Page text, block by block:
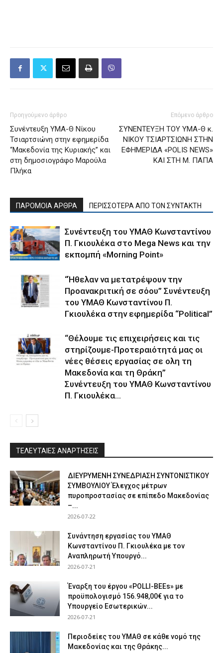
Προηγούμενο άρθρο
Συνέντευξη ΥΜΑ-Θ Νίκου
Τσιαρτσιώνη στην εφημερίδα
“Μακεδονία της Κυριακής” και
στη δημοσιογράφο Μαρούλα
Πλήκα
Επόμενο άρθρο
ΣΥΝΕΝΤΕΥΞΗ ΤΟΥ ΥΜΑ-Θ κ.
ΝΙΚΟΥ ΤΣΙΑΡΤΣΙΩΝΗ ΣΤΗΝ
ΕΦΗΜΕΡΙΔΑ «POLIS NEWS»
ΚΑΙ ΣΤΗ Μ. ΠΑΠΑ
ΠΑΡΟΜΟΙΑ ΑΡΘΡΑ ΠΕΡΙΣΣΟΤΕΡΑ ΑΠΟ ΤΟΝ ΣΥΝΤΑΚΤΗ
Συνέντευξη του ΥΜΑΘ Κωνσταντίνου
Π. Γκιουλέκα στο Mega News και την
εκπομπή «Morning Point»
“Ήθελαν να μετατρέψουν την
Προανακριτική σε σόου” Συνέντευξη
του ΥΜΑΘ Κωνσταντίνου Π.
Γκιουλέκα στην εφημερίδα “Political”
“Θέλουμε τις επιχειρήσεις και τις
στηρίζουμε-Προτεραιότητά μας οι
νέες θέσεις εργασίας σε ολη τη
Μακεδονία και τη Θράκη”
Συνέντευξη του ΥΜΑΘ Κωνσταντίνου
Π. Γκιουλέκα...
ΤΕΛΕΥΤΑΙΕΣ ΑΝΑΡΤΗΣΕΙΣ
ΔΙΕΥΡΥΜΕΝΗ ΣΥΝΕΔΡΙΑΣΗ ΣΥΝΤΟΝΙΣΤΙΚΟΥ
ΣΥΜΒΟΥΛΙΟΥ Έλεγχος μέτρων
πυροπροστασίας σε επίπεδο Μακεδονίας
–...
2026-07-22
Συνάντηση εργασίας του ΥΜΑΘ
Κωνσταντίνου Π. Γκιουλέκα με τον
Αναπληρωτή Υπουργό...
2026-07-21
Έναρξη του έργου «POLLI-BEEs» με
προϋπολογισμό 156.948,00€ για το
Υπουργείο Εσωτερικών...
2026-07-21
Περιοδείες του ΥΜΑΘ σε κάθε νομό της
Μακεδονίας και της Θράκης...